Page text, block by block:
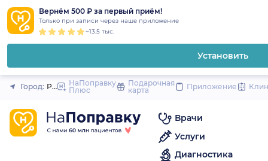
Вернём 500 ₽ за первый приём!
Только при записи через наше приложение
~13.5 тыс.
Установить
Закрыть
Город: Ростов-на-Дону
НаПоправку
Плюс
Подарочная
карта
Приложение
Врачи
Услуги
Диагностика